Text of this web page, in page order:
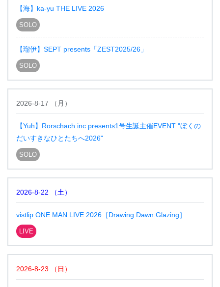
【海】ka-yu THE LIVE 2026
SOLO
【瑠伊】SEPT presents「ZEST2025/26」
SOLO
2026-8-17 （ 月 ）
【Yuh】Rorschach.inc presents1号生誕主催EVENT "ぼくの
だいすきなひとたちへ2026"
SOLO
2026-8-22 （土）
vistlip ONE MAN LIVE 2026［Drawing Dawn:Glazing］
LIVE
2026-8-23 （ 日 ）